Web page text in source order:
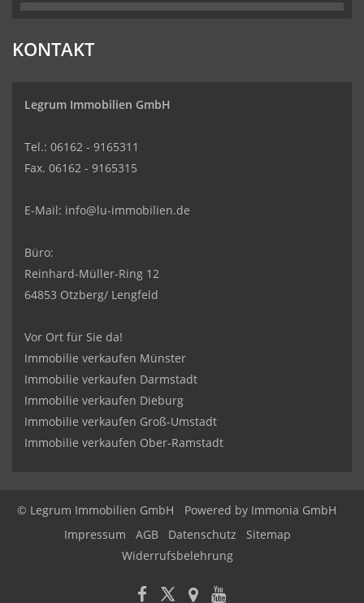
KONTAKT
Legrum Immobilien GmbH
Tel.: 06162 - 9165311
Fax. 06162 - 9165315
E-Mail: info@lu-immobilien.de
Büro:
Reinhard-Müller-Ring 12
64853 Otzberg/ Lengfeld
Vor Ort für Sie da!
Immobilie verkaufen Münster
Immobilie verkaufen Darmstadt
Immobilie verkaufen Dieburg
Immobilie verkaufen Groß-Umstadt
Immobilie verkaufen Ober-Ramstadt
© Legrum Immobilien GmbH Powered by Immonia GmbH
Impressum
AGB Datenschutz
Sitemap
Widerrufsbelehrung